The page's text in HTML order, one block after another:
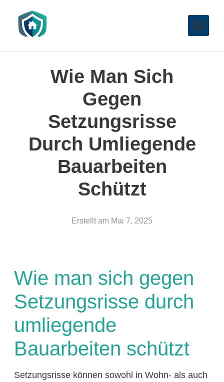
Wie Man Sich
Gegen
Setzungsrisse
Durch Umliegende
Bauarbeiten
Schützt
Erstellt am Mai 7, 2025
Wie man sich gegen
Setzungsrisse durch
umliegende
Bauarbeiten schützt
Setzungsrisse können sowohl in Wohn- als auch